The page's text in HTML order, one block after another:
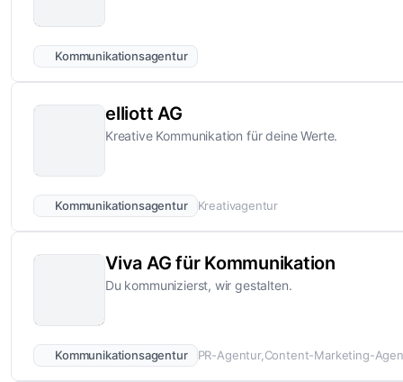
Kommunikationsagentur
elliott AG
Kreative Kommunikation für deine Werte.
Kommunikationsagentur Kreativagentur
Viva AG für Kommunikation
Du kommunizierst, wir gestalten.
Kommunikationsagentur PR-Agentur Content-Marketing-